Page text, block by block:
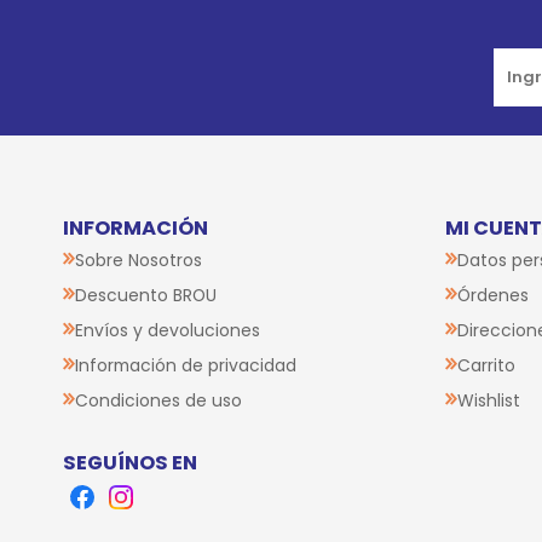
INFORMACIÓN
Sobre Nosotros
Descuento BROU
Envíos y devoluciones
Información de privacidad
Condiciones de uso
MI
Datos
Órdenes
Carrito
Wishlist
SEGUÍNOS EN
FacebookInstagram